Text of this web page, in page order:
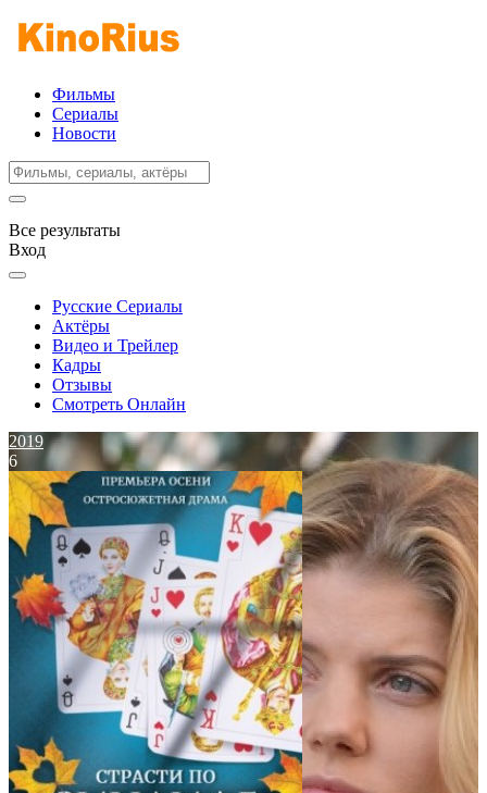
Фильмы
Сериалы
Новости
Все результаты
Вход
Русские Сериалы
Актёры
Видео и Трейлер
Кадры
Отзывы
Смотреть Онлайн
2019
6